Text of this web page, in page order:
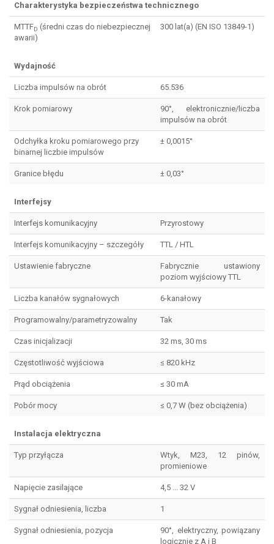
Charakterystyka bezpieczeństwa technicznego
MTTFD (średni czas do niebezpiecznej
awarii)
300 lat(a) (EN ISO 13849-1)
Wydajność
Liczba impulsów na obrót 65.536
Krok pomiarowy
90°, elektronicznie/liczba
impulsów na obrót
Odchyłka kroku pomiarowego przy
binarnej liczbie impulsów
± 0,0015°
Granice błędu ± 0,03°
Interfejsy
Interfejs komunikacyjny Przyrostowy
Interfejs komunikacyjny – szczegóły TTL / HTL
Ustawienie fabryczne
Fabrycznie ustawiony
poziom wyjściowy TTL
Liczba kanałów sygnałowych 6-kanałowy
Programowalny/parametryzowalny Tak
Czas inicjalizacji 32 ms, 30 ms
Częstotliwość wyjściowa ≤ 820 kHz
Prąd obciążenia ≤ 30 mA
Pobór mocy ≤ 0,7 W (bez obciążenia)
Instalacja elektryczna
Typ przyłącza
Wtyk, M23, 12 pinów,
promieniowe
Napięcie zasilające 4,5 ... 32 V
Sygnał odniesienia, liczba 1
Sygnał odniesienia, pozycja
90°, elektryczny, powiązany
logicznie z A i B